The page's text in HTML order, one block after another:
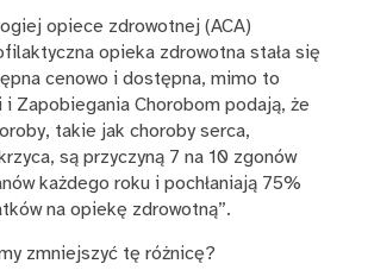
opiece zdrowotnej (ACA)
opieka zdrowotna stała się
cenowo i dostępna, mimo to
Zapobiegania Chorobom podają, że
takie jak choroby serca,
są przyczyną 7 na 10 zgonów
każdego roku i pochłaniają 75%
na opiekę zdrowotną”.
zmniejszyć tę różnicę?